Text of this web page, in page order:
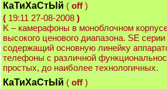
КаТиХаСтЫй ( off )
( 19:11 27-08-2008 )
K – камерафоны в моноблочном
высокого ценового диапазона. SE
содержащий основную линейку
телефоны с различной
простых, до наиболее технологичных.
КаТиХаСтЫй ( off )